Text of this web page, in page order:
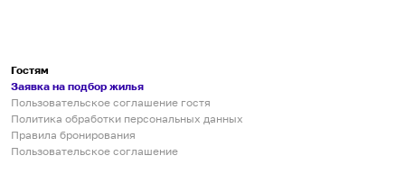
Гостям
Заявка на подбор жилья
Пользовательское соглашение гостя
Политика обработки персональных данных
Правила бронирования
Пользовательское соглашение